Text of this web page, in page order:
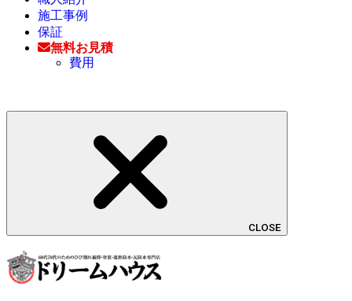
施工事例
保証
無料お見積
費用
CLOSE